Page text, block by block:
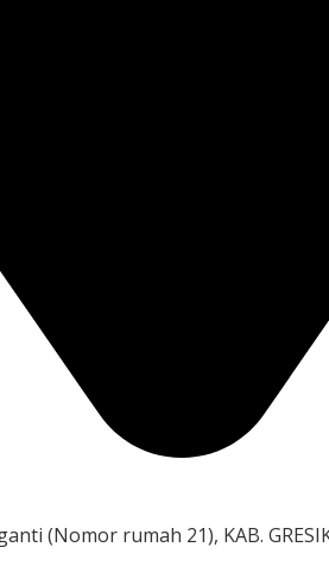
(Nomor rumah 21), KAB.